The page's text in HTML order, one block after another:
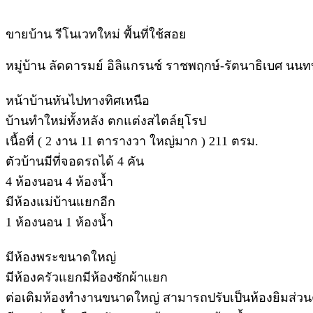
ขายบ้าน รีโนเวทใหม่ พื้นที่ใช้สอย
หมู่บ้าน ลัดดารมย์ อิลิแกรนช์ ราชพฤกษ์-รัตนาธิเบศ นนท
หน้าบ้านหันไปทางทิศเหนือ
บ้านทำใหม่ทั้งหลัง ตกแต่งสไตล์ยุโรป
เนื้อที่ ( 2 งาน 11 ตารางวา ใหญ่มาก ) 211 ตรม.
ตัวบ้านมีที่จอดรถได้ 4 คัน
4 ห้องนอน 4 ห้องน้ำ
มีห้องแม่บ้านแยกอีก
1 ห้องนอน 1 ห้องน้ำ
มีห้องพระขนาดใหญ่
มีห้องครัวแยกมีห้องซักผ้าแยก
ต่อเติมห้องทำงานขนาดใหญ่ สามารถปรับเป็นห้องยิมส่ว